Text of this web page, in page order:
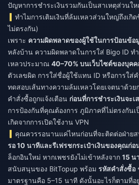
ปัญหาการชำระเงินรวมกันเป็นสาเหตุส่วนใ
ทำไมการเติมเงินที่ล้มเหลวส่วนใหญ่ถึงเกิ
ไม่ตรงกัน)
เพราะ ความผิดพลาดของผู้ใช้ในการป้อนข้อ
หลังบ้าน ความผิดพลาดในการใส่ Bigo ID ทำ
เหลวประมาณ 40–70% บนเว็บไซต์ของบุค
ตัวเลขผิด การใส่ชื่อผู้ใช้แทน ID หรือการใส่
ทดสอบเส้นทางความล้มเหลวโดยเจตนาด้วย
คำสั่งซื้อถูกแจ้งเตือน ก่อนที่การชำระเงินจะเ
การป้องกันที่คุณต้องการ ภูมิภาคที่ไม่ตรงกัน
เกิดจากการเปิดใช้งาน VPN
คุณควรรอนานแค่ไหนก่อนที่จะติดต่อฝ่าย
รอ 10 นาทีและรีเฟรชกระเป๋าเงินของคุณก่อ
ล็อกอินใหม่ หากเพชรยังไม่เข้าหลังจาก 15 น
สนับสนุนของ BitTopup พร้อม รหัสคำสั่งซื้อ
มาตรฐานคือ 5–15 นาที ดังนั้นอะไรก็ตามที่อ